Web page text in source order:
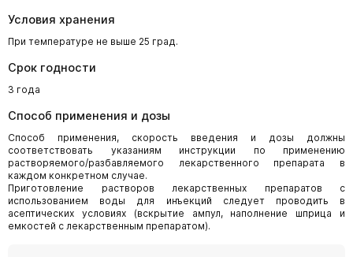
Условия хранения
При температуре не выше 25 град.
Срок годности
3 года
Способ применения и дозы
Способ применения, скорость введения и дозы должны
соответствовать указаниям инструкции по применению
растворяемого/разбавляемого лекарственного препарата в
каждом конкретном случае.
Приготовление растворов лекарственных препаратов с
использованием воды для инъекций следует проводить в
асептических условиях (вскрытие ампул, наполнение шприца и
емкостей с лекарственным препаратом).